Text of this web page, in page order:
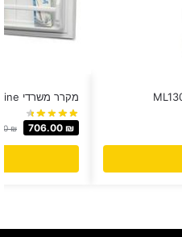
מקרר משרדי GoldLine ‏103 ‏ליטר דגם CB138
₪ 706.00 ₪